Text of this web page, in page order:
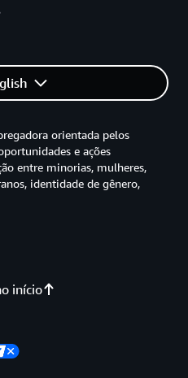
início
orientada pelos
e ações
entre minorias, mulheres,
identidade de gênero,